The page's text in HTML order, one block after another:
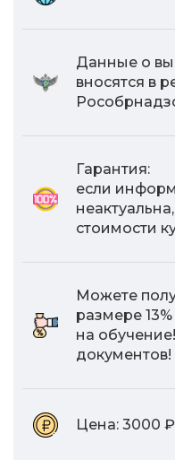
Данные о
вносятся в
Гарантия:
если
стоимости
Можете
размере
на
документов!
Цена: 3000 ₽